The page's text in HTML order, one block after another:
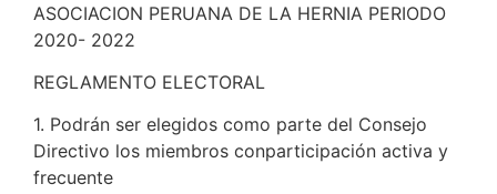
ASOCIACION PERUANA DE LA HERNIA PERIODO
2020- 2022
REGLAMENTO ELECTORAL
1. Podrán ser elegidos como parte del Consejo
Directivo los miembros conparticipación activa y
frecuente